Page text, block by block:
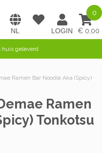
0,00
0
huis geleverd
Ramen Bar Noodle Aka (Spicy)
Ramen
Tonkotsu